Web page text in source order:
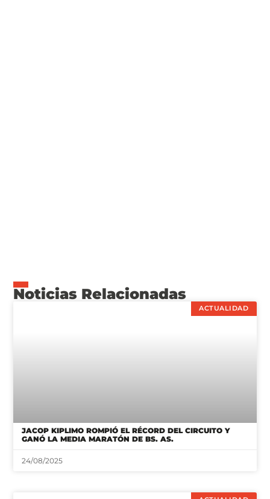
Noticias Relacionadas
ACTUALIDAD
JACOP KIPLIMO ROMPIÓ EL RÉCORD DEL CIRCUITO Y
GANÓ LA MEDIA MARATÓN DE BS. AS.
24/08/2025